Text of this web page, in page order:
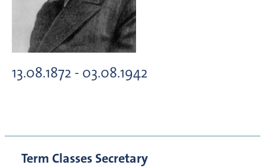
13.08.1872 - 03.08.1942
Term Classes Secretary